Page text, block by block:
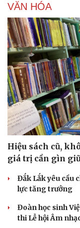
VĂN HÓA
Hiệu sách cũ,
giá trị cần gìn
Đắk Lắk yêu cầu
lực tăng trưởng
Đoàn học sinh
thi Lễ hội Âm